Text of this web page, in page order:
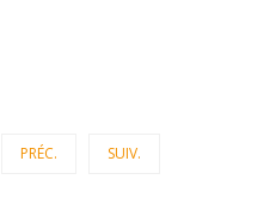
PRÉC. SUIV.